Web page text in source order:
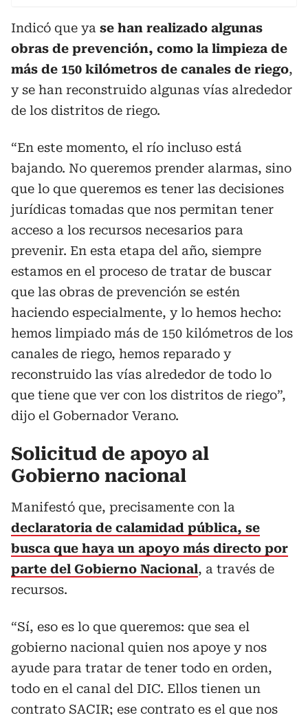
Indicó que ya se han realizado algunas
obras de prevención, como la limpieza de
más de 150 kilómetros de canales de riego,
y se han reconstruido algunas vías alrededor
de los distritos de riego.
“En este momento, el río incluso está
bajando. No queremos prender alarmas, sino
que lo que queremos es tener las decisiones
jurídicas tomadas que nos permitan tener
acceso a los recursos necesarios para
prevenir. En esta etapa del año, siempre
estamos en el proceso de tratar de buscar
que las obras de prevención se estén
haciendo especialmente, y lo hemos hecho:
hemos limpiado más de 150 kilómetros de los
canales de riego, hemos reparado y
reconstruido las vías alrededor de todo lo
que tiene que ver con los distritos de riego”,
dijo el Gobernador Verano.
Solicitud de apoyo al
Gobierno nacional
Manifestó que, precisamente con la
declaratoria de calamidad pública, se
busca que haya un apoyo más directo por
parte del Gobierno Nacional, a través de
recursos.
“Sí, eso es lo que queremos: que sea el
gobierno nacional quien nos apoye y nos
ayude para tratar de tener todo en orden,
todo en el canal del DIC. Ellos tienen un
contrato SACIR; ese contrato es el que nos